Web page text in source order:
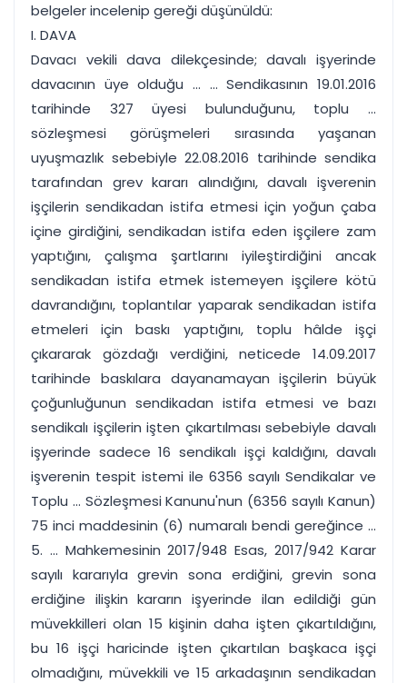
belgeler incelenip gereği düşünüldü:
I. DAVA
Davacı vekili dava dilekçesinde; davalı işyerinde
davacının üye olduğu ... ... Sendikasının 19.01.2016
tarihinde 327 üyesi bulunduğunu, toplu ...
sözleşmesi görüşmeleri sırasında yaşanan
uyuşmazlık sebebiyle 22.08.2016 tarihinde sendika
tarafından grev kararı alındığını, davalı işverenin
işçilerin sendikadan istifa etmesi için yoğun çaba
içine girdiğini, sendikadan istifa eden işçilere zam
yaptığını, çalışma şartlarını iyileştirdiğini ancak
sendikadan istifa etmek istemeyen işçilere kötü
davrandığını, toplantılar yaparak sendikadan istifa
etmeleri için baskı yaptığını, toplu hâlde işçi
çıkararak gözdağı verdiğini, neticede 14.09.2017
tarihinde baskılara dayanamayan işçilerin büyük
çoğunluğunun sendikadan istifa etmesi ve bazı
sendikalı işçilerin işten çıkartılması sebebiyle davalı
işyerinde sadece 16 sendikalı işçi kaldığını, davalı
işverenin tespit istemi ile 6356 sayılı Sendikalar ve
Toplu ... Sözleşmesi Kanunu'nun (6356 sayılı Kanun)
75 inci maddesinin (6) numaralı bendi gereğince ...
5. ... Mahkemesinin 2017/948 Esas, 2017/942 Karar
sayılı kararıyla grevin sona erdiğini, grevin sona
erdiğine ilişkin kararın işyerinde ilan edildiği gün
müvekkilleri olan 15 kişinin daha işten çıkartıldığını,
bu 16 işçi haricinde işten çıkartılan başkaca işçi
olmadığını, müvekkili ve 15 arkadaşının sendikadan